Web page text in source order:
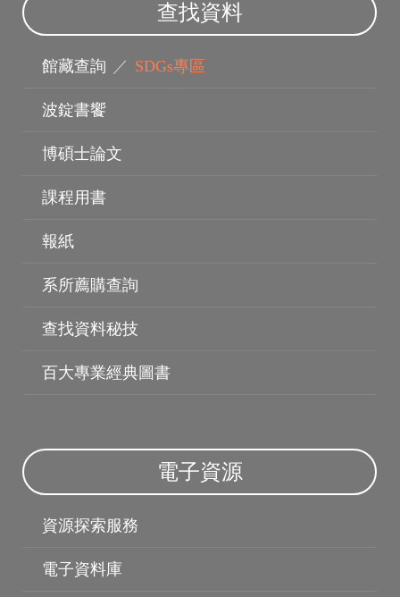
查找資料
館藏查詢 ／ SDGs專區
波錠書饗
博碩士論文
課程用書
報紙
系所薦購查詢
查找資料秘技
百大專業經典圖書
電子資源
資源探索服務
電子資料庫